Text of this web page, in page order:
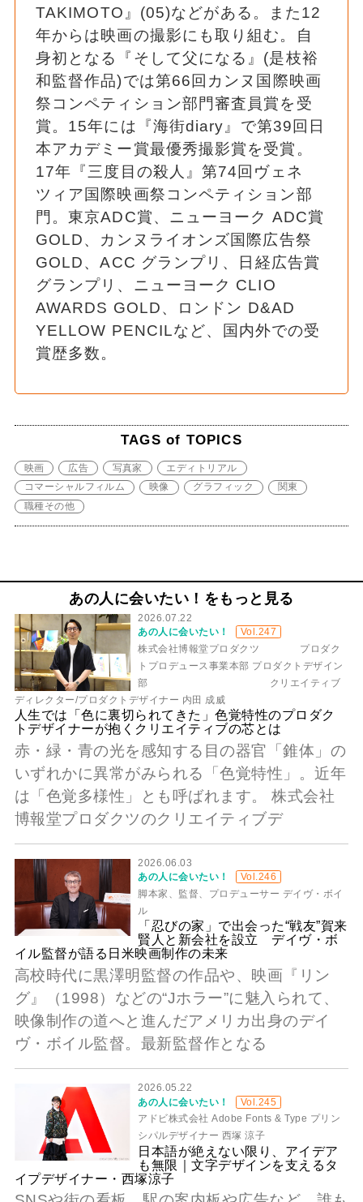
TAKIMOTO』(05)などがある。また12
年からは映画の撮影にも取り組む。自
身初となる『そして父になる』(是枝裕
和監督作品)では第66回カンヌ国際映画
祭コンペティション部門審査員賞を受
賞。15年には『海街diary』で第39回日
本アカデミー賞最優秀撮影賞を受賞。
17年『三度目の殺人』第74回ヴェネ
ツィア国際映画祭コンペティション部
門。東京ADC賞、ニューヨーク ADC賞
GOLD、カンヌライオンズ国際広告祭
GOLD、ACC グランプリ、日経広告賞
グランプリ、ニューヨーク CLIO
AWARDS GOLD、ロンドン D&AD
YELLOW PENCILなど、国内外での受
賞歴多数。
TAGS of TOPICS
映画 広告 写真家
エディトリアル
コマーシャルフィルム
映像 グラフィック
関東
職種その他
あの人に会いたい！をもっと見る
2026.07.22
あの人に会いたい！
Vol.247
株式会社博報堂プロダクツ プロダク
トプロデュース事業本部 プロダクトデザイン
部 クリエイティブ
ディレクター/プロダクトデザイナー 内田 成威
人生では「色に裏切られてきた」色覚特性のプロダク
トデザイナーが抱くクリエイティブの芯とは
赤・緑・青の光を感知する目の器官「錐体」の
いずれかに異常がみられる「色覚特性」。近年
は「色覚多様性」とも呼ばれます。 株式会社
博報堂プロダクツのクリエイティブデ
2026.06.03
あの人に会いたい！
Vol.246
脚本家、監督、プロデューサー デイヴ・ボイ
ル
「忍びの家」で出会った“戦友”賀来
賢人と新会社を設立 デイヴ・ボ
イル監督が語る日米映画制作の未来
高校時代に黒澤明監督の作品や、映画『リン
グ』（1998）などの“Jホラー”に魅入られて、
映像制作の道へと進んだアメリカ出身のデイ
ヴ・ボイル監督。最新監督作となる
2026.05.22
あの人に会いたい！
Vol.245
アドビ株式会社 Adobe Fonts & Type プリン
シパルデザイナー 西塚 涼子
日本語が絶えない限り、アイデア
も無限｜文字デザインを支えるタ
イプデザイナー・西塚涼子